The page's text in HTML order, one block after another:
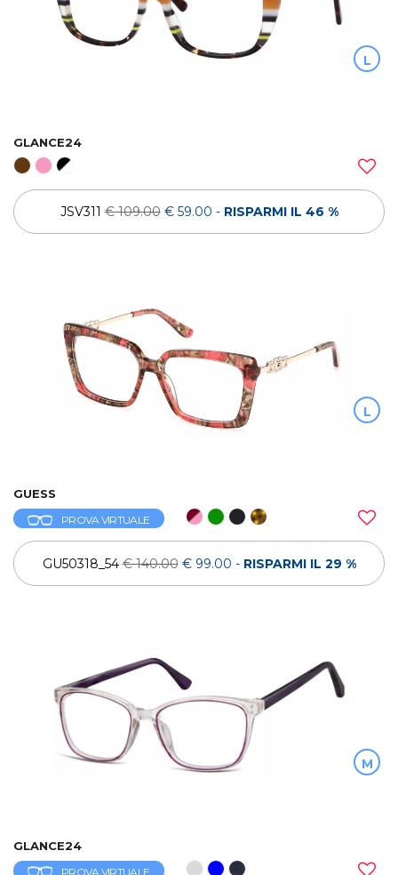
L
GLANCE24
JSV311€ 109.00 € 59.00 - RISPARMI IL 46 %
L
GUESS
PROVA VIRTUALE
GU50318_54€ 140.00 € 99.00 - RISPARMI IL 29 %
M
GLANCE24
PROVA VIRTUALE